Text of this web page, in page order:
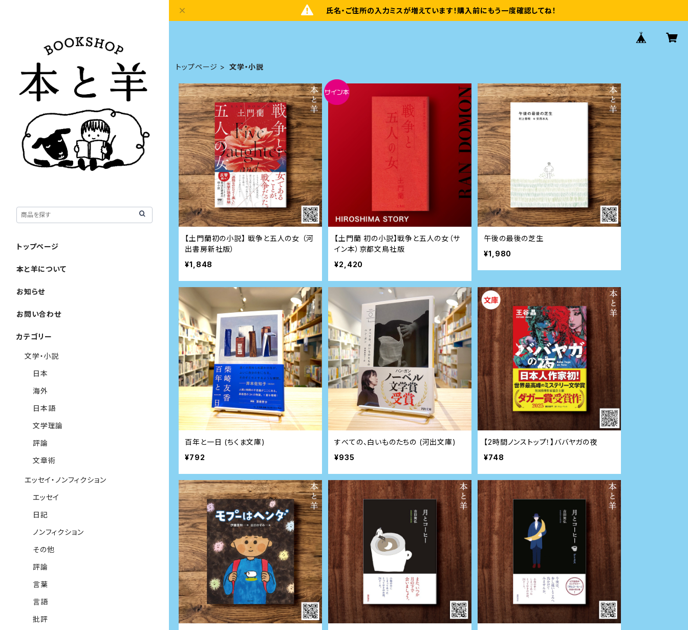
氏名・ご住所の入力ミスが増えています！購入前にもう一度確認してね！
トップページ 文学・小説
【土門蘭初の小説】 戦争と五人の女 （河
出書房新社版）
¥1,848
【土門蘭 初の小説】戦争と五人の女（サ
イン本）京都文鳥社版
¥2,420
午後の最後の芝生
¥1,980
百年と一日 (ちくま文庫)
¥792
すべての、白いものたちの (河出文庫)
¥935
【2時間ノンストップ！】ババヤガの夜
¥748
トップページ
本と羊について
お知らせ
お問い合わせ
カテゴリー
文学・小説
日本
海外
日本語
文学理論
評論
文章術
エッセイ・ノンフィクション
エッセイ
日記
ノンフィクション
その他
評論
言葉
言語
批評